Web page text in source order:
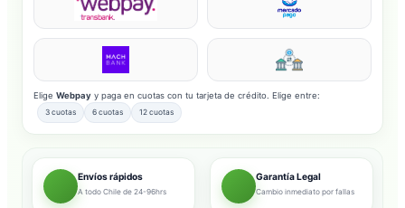
Elige Webpay y paga en cuotas con tu tarjeta de crédito. Elige entre:
3 cuotas 6 cuotas 12 cuotas
Envíos rápidos
A todo Chile de 24-96hrs
Garantía Legal
Cambio inmediato por fallas